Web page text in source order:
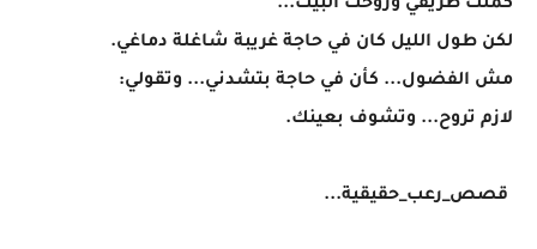
كملت طريقي وروحت البيت...
لكن طول الليل كان في حاجة غريبة شاغلة دماغي.
مش الفضول... كأن في حاجة بتشدني... وتقولي:
لازم تروح... وتشوف بعينك.
قصص_رعب_حقيقية...